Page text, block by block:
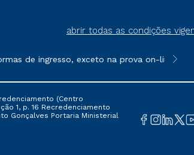
abrir todas as condições
ingresso, exceto na prova on-line ou
(Centro
1, p. 16 Recredenciamento
Gonçalves Portaria Ministerial